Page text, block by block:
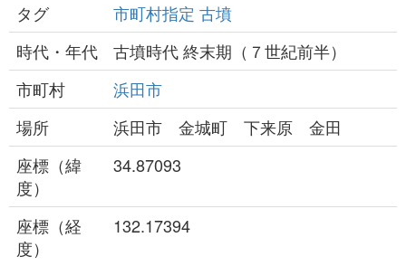
タグ
市町村指定 古墳
時代・年代
古墳時代 終末期（７世紀前半）
市町村
浜田市
場所
浜田市 金城町 下来原 金田
座標（緯
度）
34.87093
座標（経
度）
132.17394